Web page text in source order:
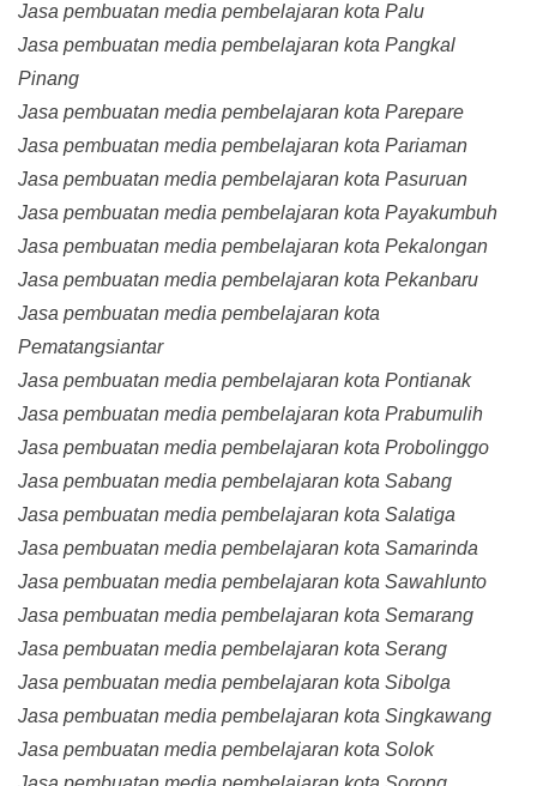
Jasa pembuatan media pembelajaran kota Palu
Jasa pembuatan media pembelajaran kota Pangkal
Pinang
Jasa pembuatan media pembelajaran kota Parepare
Jasa pembuatan media pembelajaran kota Pariaman
Jasa pembuatan media pembelajaran kota Pasuruan
Jasa pembuatan media pembelajaran kota Payakumbuh
Jasa pembuatan media pembelajaran kota Pekalongan
Jasa pembuatan media pembelajaran kota Pekanbaru
Jasa pembuatan media pembelajaran kota
Pematangsiantar
Jasa pembuatan media pembelajaran kota Pontianak
Jasa pembuatan media pembelajaran kota Prabumulih
Jasa pembuatan media pembelajaran kota Probolinggo
Jasa pembuatan media pembelajaran kota Sabang
Jasa pembuatan media pembelajaran kota Salatiga
Jasa pembuatan media pembelajaran kota Samarinda
Jasa pembuatan media pembelajaran kota Sawahlunto
Jasa pembuatan media pembelajaran kota Semarang
Jasa pembuatan media pembelajaran kota Serang
Jasa pembuatan media pembelajaran kota Sibolga
Jasa pembuatan media pembelajaran kota Singkawang
Jasa pembuatan media pembelajaran kota Solok